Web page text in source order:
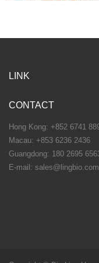
LINK
CONTACT
Hong Kong: +852 6741
Macau: +853 6236 2436
Guangdong: 180 2695
E-mail: sales@lingbio.com